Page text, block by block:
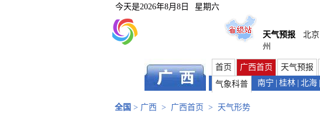
今天是2026年8月8日 星期六
天气预报
北京
州
首页 广西首页 天气预报
气象科普
南宁 桂林 北海
全国 > 广西 > 广西首页 > 天气形势